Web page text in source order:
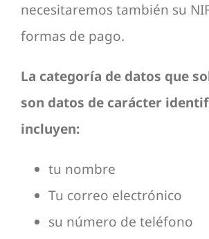
necesitaremos también su
formas de pago.
La categoría de datos que
son datos de carácter
incluyen:
tu nombre
Tu correo electrónico
su número de teléfono